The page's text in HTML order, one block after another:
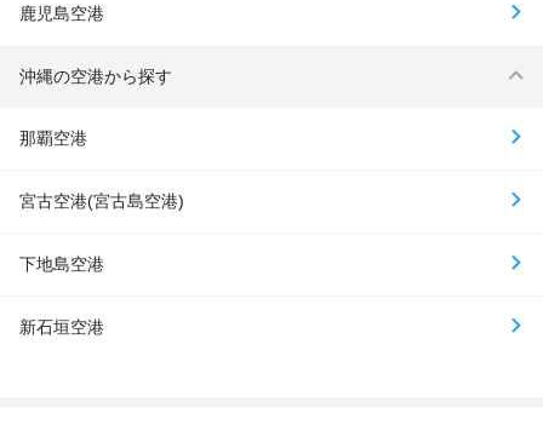
鹿児島空港
沖縄の空港から探す
那覇空港
宮古空港(宮古島空港)
下地島空港
新石垣空港